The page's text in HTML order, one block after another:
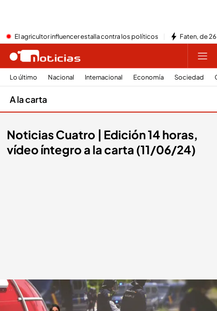
El agricultor influencer estalla contra los políticos Faten, de
Lo último Nacional Internacional Economía Sociedad
A la carta
Noticias Cuatro | Edición 14 horas,
vídeo íntegro a la carta (11/06/24)
Las noticias, de la mano de Alba Lago